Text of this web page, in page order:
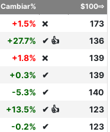
Cambiar% $100⇨
+1.5% ❌
173
+27.7% ✔ 👍
136
+1.8% ❌
139
+0.3% ✔
139
-5.3% ✔
140
+13.5% ✔ 👍
123
-0.2% ✔
123